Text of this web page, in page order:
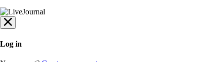
Log in